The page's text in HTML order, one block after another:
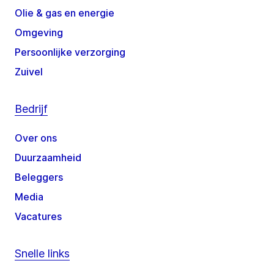
Olie & gas en energie
Omgeving
Persoonlijke verzorging
Zuivel
Bedrijf
Over ons
Duurzaamheid
Beleggers
Media
Vacatures
Snelle links